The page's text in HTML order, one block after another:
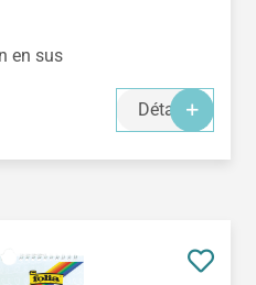
en sus
Détails